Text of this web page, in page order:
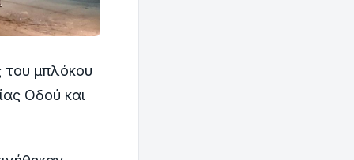
του μπλόκου
Οδού και